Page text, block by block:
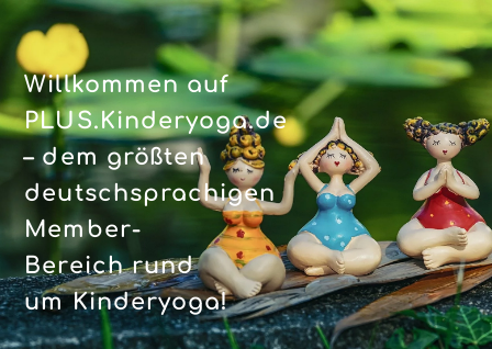
Skip
content
Willkommen auf
PLUS.Kinderyoga.de
– dem größten
deutschsprachigen
Member-
Bereich rund
um Kinderyoga!